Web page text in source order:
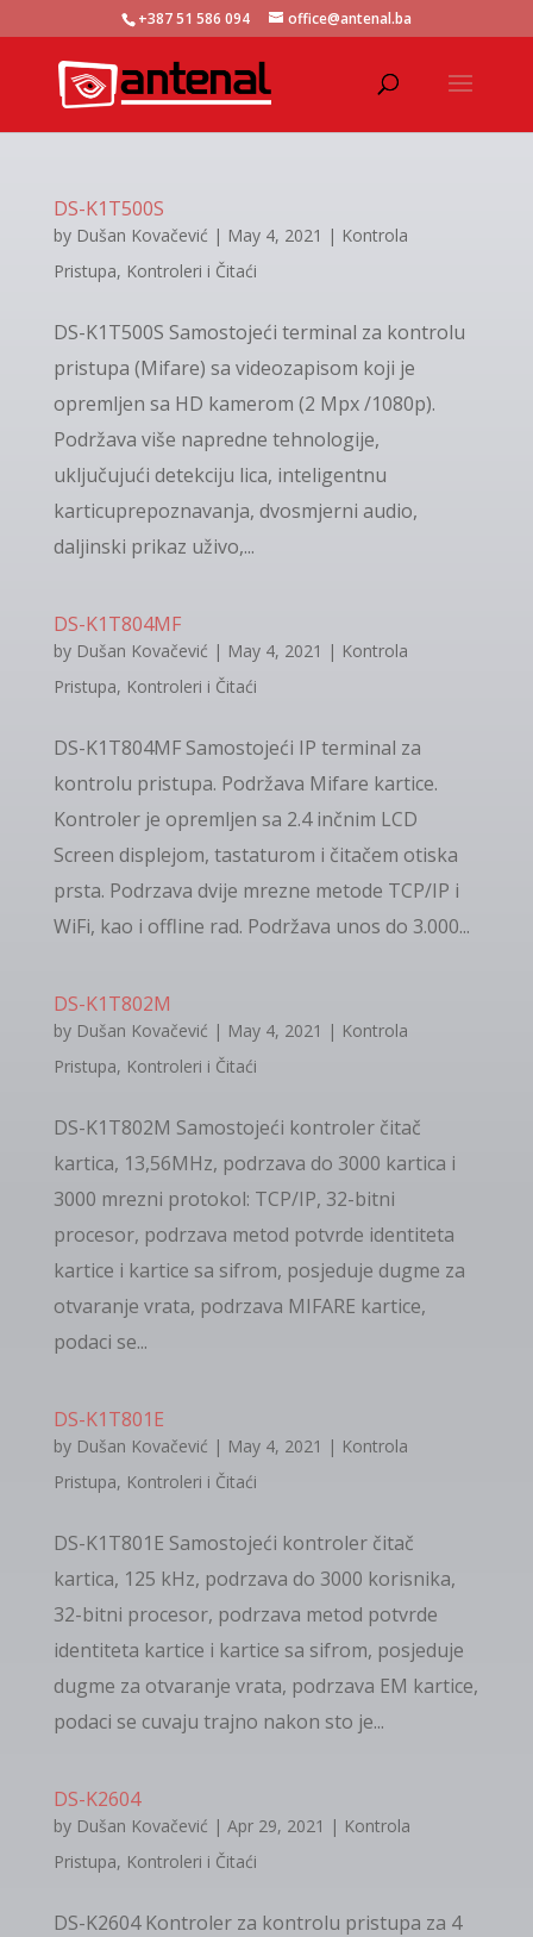
+387 51 586 094 office@antenal.ba
DS-K1T500S
by Dušan Kovačević | May 4, 2021 | Kontrola
Pristupa, Kontroleri i Čitaći
DS-K1T500S Samostojeći terminal za kontrolu
pristupa (Mifare) sa videozapisom koji je
opremljen sa HD kamerom (2 Mpx /1080p).
Podržava više napredne tehnologije,
uključujući detekciju lica, inteligentnu
karticuprepoznavanja, dvosmjerni audio,
daljinski prikaz uživo,...
DS-K1T804MF
by Dušan Kovačević | May 4, 2021 | Kontrola
Pristupa, Kontroleri i Čitaći
DS-K1T804MF Samostojeći IP terminal za
kontrolu pristupa. Podržava Mifare kartice.
Kontroler je opremljen sa 2.4 inčnim LCD
Screen displejom, tastaturom i čitačem otiska
prsta. Podrzava dvije mrezne metode TCP/IP i
WiFi, kao i offline rad. Podržava unos do 3.000...
DS-K1T802M
by Dušan Kovačević | May 4, 2021 | Kontrola
Pristupa, Kontroleri i Čitaći
DS-K1T802M Samostojeći kontroler čitač
kartica, 13,56MHz, podrzava do 3000 kartica i
3000 mrezni protokol: TCP/IP, 32-bitni
procesor, podrzava metod potvrde identiteta
kartice i kartice sa sifrom, posjeduje dugme za
otvaranje vrata, podrzava MIFARE kartice,
podaci se...
DS-K1T801E
by Dušan Kovačević | May 4, 2021 | Kontrola
Pristupa, Kontroleri i Čitaći
DS-K1T801E Samostojeći kontroler čitač
kartica, 125 kHz, podrzava do 3000 korisnika,
32-bitni procesor, podrzava metod potvrde
identiteta kartice i kartice sa sifrom, posjeduje
dugme za otvaranje vrata, podrzava EM kartice,
podaci se cuvaju trajno nakon sto je...
DS-K2604
by Dušan Kovačević | Apr 29, 2021 | Kontrola
Pristupa, Kontroleri i Čitaći
DS-K2604 Kontroler za kontrolu pristupa za 4